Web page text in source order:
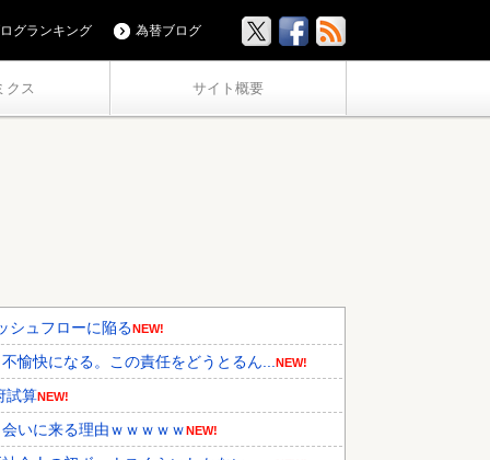
クス サイト概要
グランキング 為替ブログ
シュフローに陥るNEW!
愉快になる。この責任をどうとるん... NEW!
試算NEW!
いに来る理由ｗｗｗｗｗNEW!